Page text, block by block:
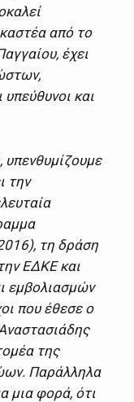
από το
έχει
και
την
τη δράση
ΕΔΚΕ και
εμβολιασμών
που έθεσε ο
της
Παράλληλα
μια φορά, ότι